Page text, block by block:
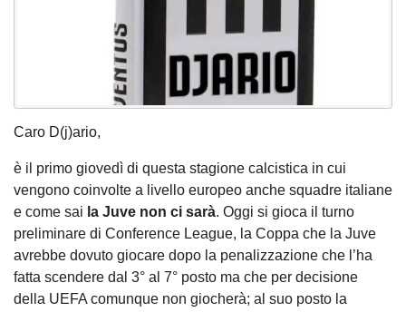
Caro D(j)ario,
è il primo giovedì di questa stagione calcistica in cui
vengono coinvolte a livello europeo anche squadre italiane
e come sai la Juve non ci sarà. Oggi si gioca il turno
preliminare di Conference League, la Coppa che la Juve
avrebbe dovuto giocare dopo la penalizzazione che l’ha
fatta scendere dal 3° al 7° posto ma che per decisione
della UEFA comunque non giocherà; al suo posto la